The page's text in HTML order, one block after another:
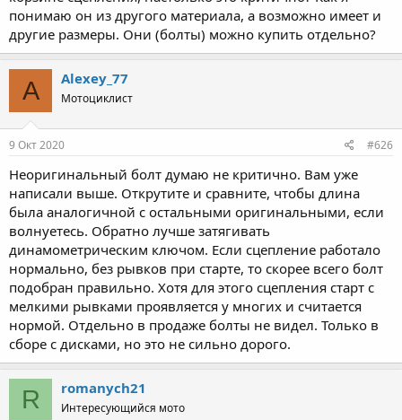
понимаю он из другого материала, а возможно имеет и
другие размеры. Они (болты) можно купить отдельно?
A Alexey_77
Мотоциклист
9 Окт 2020 #626
Неоригинальный болт думаю не критично. Вам уже
написали выше. Открутите и сравните, чтобы длина
была аналогичной с остальными оригинальными, если
волнуетесь. Обратно лучше затягивать
динамометрическим ключом. Если сцепление работало
нормально, без рывков при старте, то скорее всего болт
подобран правильно. Хотя для этого сцепления старт с
мелкими рывками проявляется у многих и считается
нормой. Отдельно в продаже болты не видел. Только в
сборе с дисками, но это не сильно дорого.
R romanych21
Интересующийся мото